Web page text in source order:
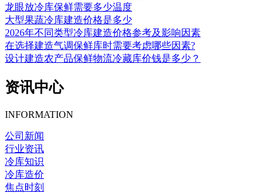
龙眼放冷库保鲜需要多少温度
大型果蔬冷库建造价格是多少
2026年不同类型冷库建造价格参考及影响因素
在选择建造气调保鲜库时需要考虑哪些因素?
设计建造农产品保鲜物流冷藏库价钱是多少？
资讯中心
INFORMATION
公司新闻
行业资讯
冷库知识
冷库造价
焦点时刻